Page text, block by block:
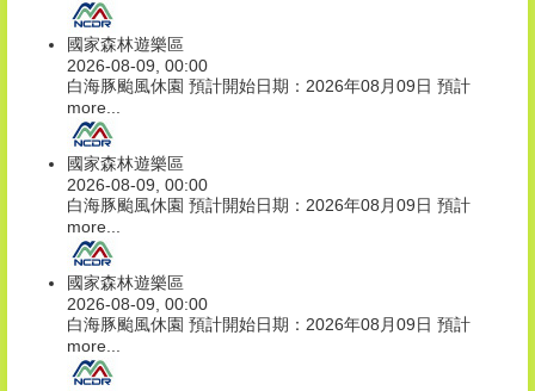
國家森林遊樂區
2026-08-09, 00:00
白海豚颱風休園 預計開始日期：2026年08月09日 預計
more...
國家森林遊樂區
2026-08-09, 00:00
白海豚颱風休園 預計開始日期：2026年08月09日 預計
more...
國家森林遊樂區
2026-08-09, 00:00
白海豚颱風休園 預計開始日期：2026年08月09日 預計
more...